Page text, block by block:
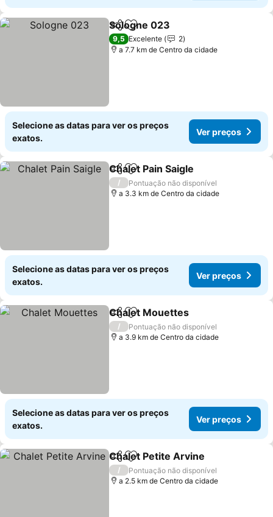
PartilharAdicionar aos favoritos
Sologne 023
9,5 Excelente
2
a 7.7 km de Centro da cidade
Selecione as datas para ver os preços
exatos.
Ver preços
PartilharAdicionar aos favoritos
Chalet Pain Saigle
/
Pontuação não disponível
a 3.3 km de Centro da cidade
Selecione as datas para ver os preços
exatos.
Ver preços
PartilharAdicionar aos favoritos
Chalet Mouettes
/
Pontuação não disponível
a 3.9 km de Centro da cidade
Selecione as datas para ver os preços
exatos.
Ver preços
PartilharAdicionar aos favoritos
Chalet Petite Arvine
/
Pontuação não disponível
a 2.5 km de Centro da cidade